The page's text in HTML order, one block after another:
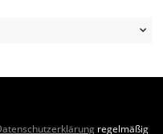
regelmäßig